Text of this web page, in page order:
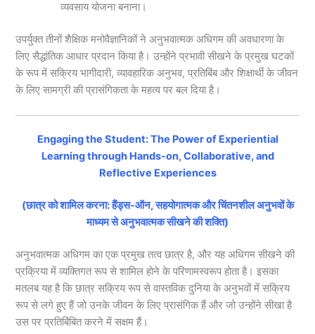
व्यवसाय योजना बनाना।
उपर्युक्त तीनों शैक्षिक मनोवैज्ञानिकों ने अनुभवात्मक अधिगम की अवधारणा के
लिए सैद्धांतिक आधार प्रदान किया है। उन्होंने प्रभावी सीखने के प्रमुख घटकों
के रूप में सक्रिय भागीदारी, व्यावहारिक अनुभव, प्रतिबिंब और शिक्षार्थी के जीवन
के लिए सामग्री की प्रासंगिकता के महत्व पर बल दिया है।
Engaging the Student: The Power of Experiential
Learning through Hands-on, Collaborative, and
Reflective Experiences
(छात्र को शामिल करना: हैंड्स-ऑन, सहयोगात्मक और चिंतनशील अनुभवों के
माध्यम से अनुभवात्मक सीखने की शक्ति)
अनुभवात्मक अधिगम का एक प्रमुख तत्व छात्र है, और यह अधिगम सीखने की
प्रक्रिया में व्यक्तिगत रूप से शामिल होने के परिणामस्वरूप होता है। इसका
मतलब यह है कि छात्र सक्रिय रूप से वास्तविक दुनिया के अनुभवों में सक्रिय
रूप से लगे हुए हैं जो उनके जीवन के लिए प्रासंगिक हैं और जो उन्होंने सीखा है
उस पर प्रतिबिंबित करने में सक्षम हैं।